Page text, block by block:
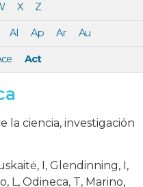
X Z
Al Ap Ar Au
Act
la ciencia, investigación
I, Glendinning, I,
L, Odiņeca, T, Marino,